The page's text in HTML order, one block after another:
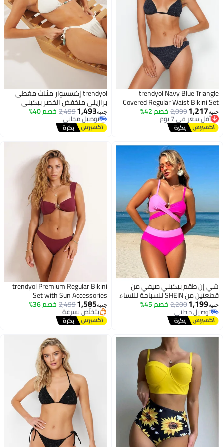
trendyol Navy Blue Triangle
Covered Regular Waist Bikini Set
Tbess23Bt00080
جنيه1,217
2,099خصم 42% أقل سعر في 7 يوم
توصيل مجاني
أقل سعر في 7 يوم
trendyol إكسسوار مثلث مغطى
برازيلي منخفض الخصر بيكيني
مجموعة Tbess25Bt00056
جنيه1,493
2,499خصم 40%
#22 في أطقم البيكيني
أقل سعر في 7 يوم
توصيل مجاني
شي إن طقم بيكيني صيفي من
قطعتين من SHEIN للسباحة للنساء
بخصر عالٍ ومتقاطع بألوان متعددة
جنيه1,199
2,200خصم 45%
توصيل مجاني
توصيل مجاني
trendyol Premium Regular Bikini
Set with Sun Accessories
Tbess25Bt00061
جنيه1,585
2,499خصم 36%
أقل سعر في 7 يوم
توصيل مجاني
بتخلّص بسرعة
أقل سعر في 7 يوم